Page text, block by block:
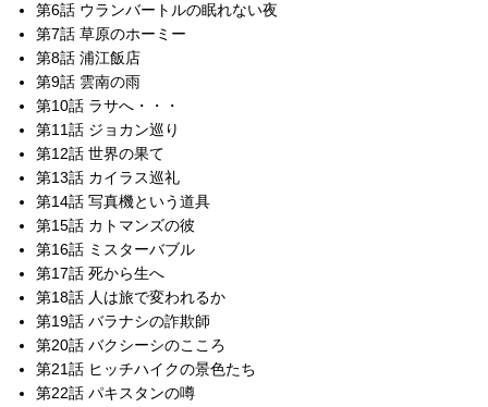
第6話 ウランバートルの眠れない夜
第7話 草原のホーミー
第8話 浦江飯店
第9話 雲南の雨
第10話 ラサへ・・・
第11話 ジョカン巡り
第12話 世界の果て
第13話 カイラス巡礼
第14話 写真機という道具
第15話 カトマンズの彼
第16話 ミスターバブル
第17話 死から生へ
第18話 人は旅で変われるか
第19話 バラナシの詐欺師
第20話 バクシーシのこころ
第21話 ヒッチハイクの景色たち
第22話 パキスタンの噂